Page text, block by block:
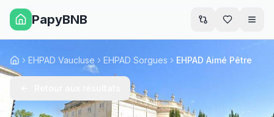
PapyBNB
AccueilEHPAD Vaucluse EHPAD Sorgues EHPAD Aimé Pêtre